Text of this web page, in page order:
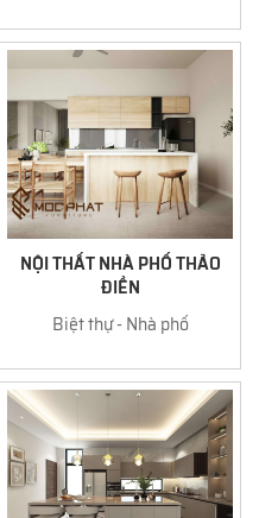
NỘI THẤT NHÀ PHỐ THẢO
ĐIỀN
Biệt thự - Nhà phố